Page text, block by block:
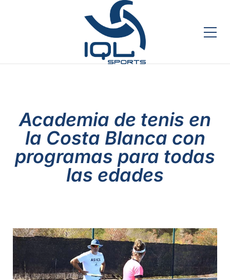
Academia de tenis en
la Costa Blanca con
programas para todas
las edades